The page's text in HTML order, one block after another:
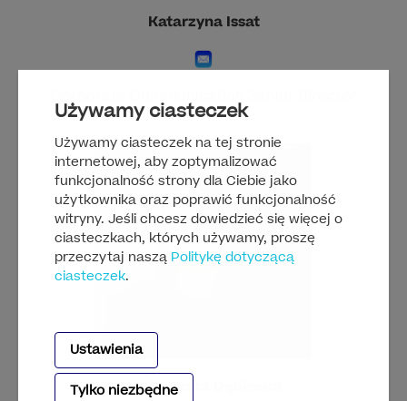
Używamy ciasteczek
Używamy ciasteczek na tej stronie
internetowej, aby zoptymalizować
funkcjonalność strony dla Ciebie jako
użytkownika oraz poprawić funkcjonalność
witryny. Jeśli chcesz dowiedzieć się więcej o
ciasteczkach, których używamy, proszę
przeczytaj naszą Politykę dotyczącą
ciasteczek.
Ustawienia
Tylko niezbędne
Katarzyna Issat
Małgorzata Dębińska